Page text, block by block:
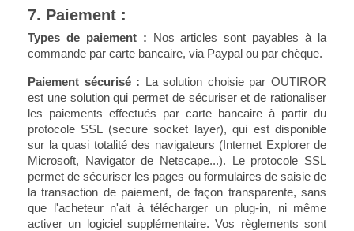
7. Paiement :
Types de paiement : Nos articles sont payables à la
commande par carte bancaire, via Paypal ou par chèque.
Paiement sécurisé : La solution choisie par OUTIROR
est une solution qui permet de sécuriser et de rationaliser
les paiements effectués par carte bancaire à partir du
protocole SSL (secure socket layer), qui est disponible
sur la quasi totalité des navigateurs (Internet Explorer de
Microsoft, Navigator de Netscape...). Le protocole SSL
permet de sécuriser les pages ou formulaires de saisie de
la transaction de paiement, de façon transparente, sans
que l'acheteur n'ait à télécharger un plug-in, ni même
activer un logiciel supplémentaire.Vos règlements sont